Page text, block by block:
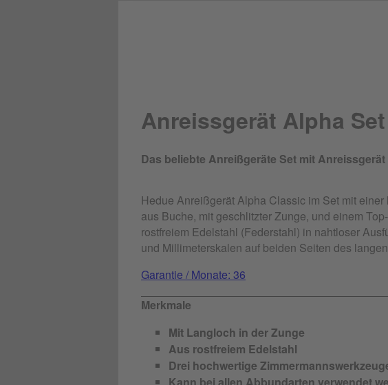
Anreissgerät Alpha Set
Das beliebte Anreißgeräte Set mit
Hedue Anreißgerät Alpha Classic im Set mit
aus Buche, mit geschlitzter Zunge, und einem
rostfreiem Edelstahl (Federstahl) in nahtloser
und Millimeterskalen auf beiden Seiten des
Garantie / Monate: 36
Merkmale
Mit Langloch in der Zunge
Aus rostfreiem Edelstahl
Drei hochwertige
Kann bei allen Abbundarten verwendet